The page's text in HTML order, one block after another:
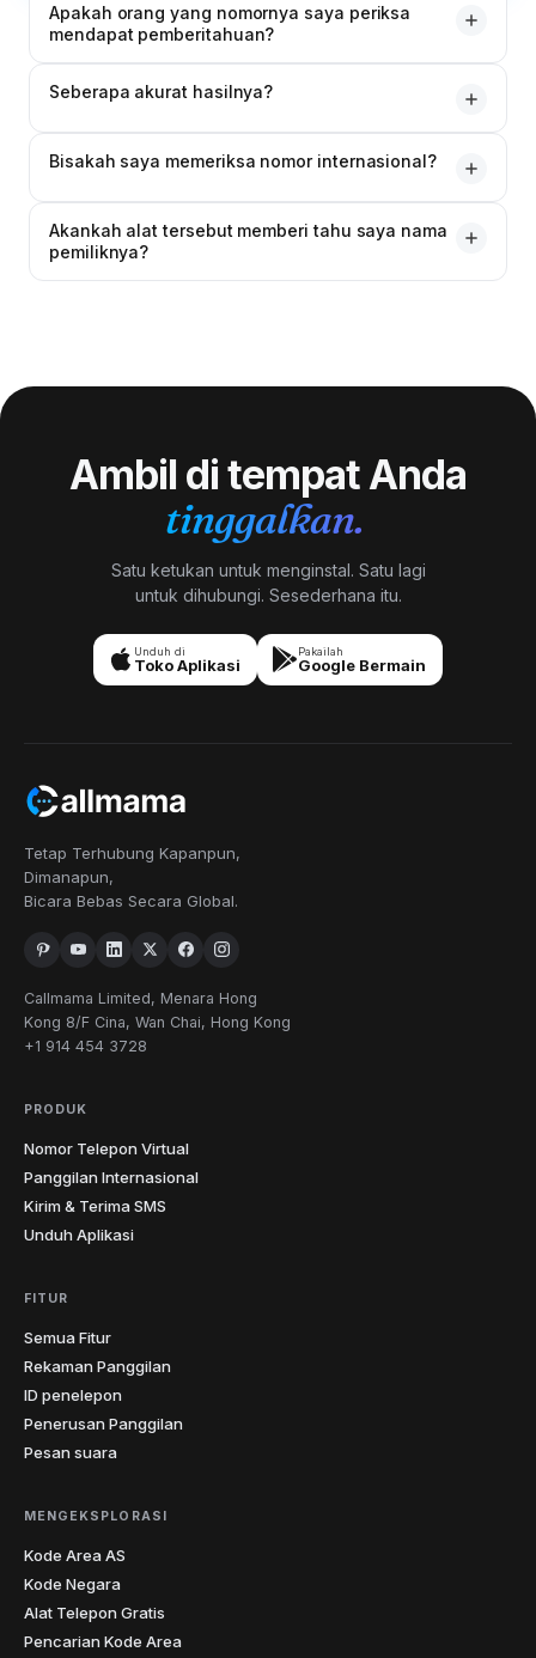
Apakah orang yang nomornya saya periksa
mendapat pemberitahuan?
publik dan catatan operator. Pemilik nomor tersebut tidak
Seberapa akurat hasilnya?
penomoran resmi. Jenis operator dan jalur sudah akurat
Bisakah saya memeriksa nomor internasional?
Cukup masukkan kode negara atau pilih negara dari
dropdown.
Akankah alat tersebut memberi tahu saya nama
pemiliknya?
Ambil di tempat Anda
tinggalkan.
Satu ketukan untuk menginstal. Satu lagi
untuk dihubungi. Sesederhana itu.
Unduh di
Toko Aplikasi
Pakailah
Google Bermain
Tetap Terhubung Kapanpun,
Dimanapun,
Bicara Bebas Secara Global.
Callmama Limited, Menara Hong
Kong 8/F Cina, Wan Chai, Hong Kong
+1 914 454 3728
PRODUK
Nomor Telepon Virtual
Panggilan Internasional
Kirim & Terima SMS
Unduh Aplikasi
FITUR
Semua Fitur
Rekaman Panggilan
ID penelepon
Penerusan Panggilan
Pesan suara
MENGEKSPLORASI
Kode Area AS
Kode Negara
Alat Telepon Gratis
Pencarian Kode Area